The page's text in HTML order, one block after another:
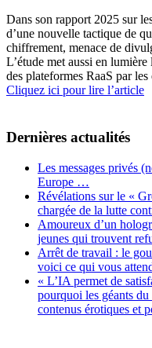
Dans son rapport 2025 sur
d’une nouvelle tactique de
chiffrement, menace de
L’étude met aussi en
des plateformes RaaS par
Cliquez ici pour lire l’article
Dernières actualités
Les messages privés
Europe …
Révélations sur le «
chargée de la lutte
Amoureux d’un
jeunes qui trouvent
Arrêt de travail : le
voici ce qui vous
« L’IA permet de
pourquoi les géants
contenus érotiques et